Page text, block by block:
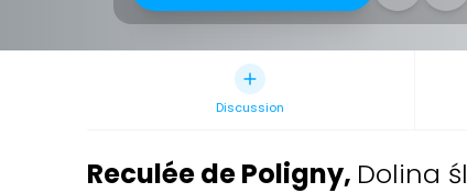
Discussion
Reculée de Poligny, Dolina